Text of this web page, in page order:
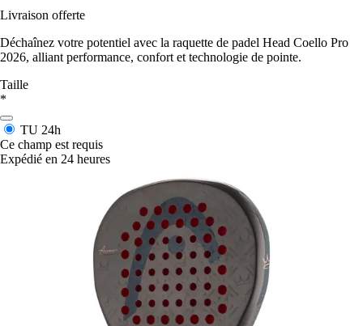
Livraison offerte
Déchaînez votre potentiel avec la raquette de padel Head Coello Pro
2026, alliant performance, confort et technologie de pointe.
Taille
*
TU 24h
Ce champ est requis
Expédié en 24 heures